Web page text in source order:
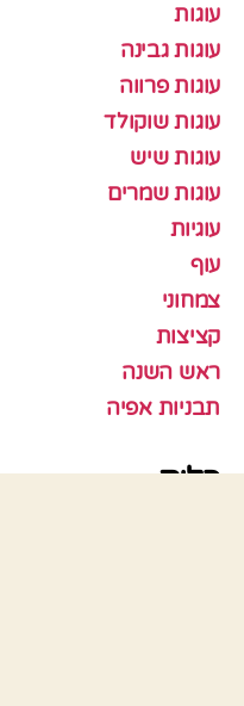
עוגות
עוגות גבינה
עוגות פרווה
עוגות שוקולד
עוגות שיש
עוגות שמרים
עוגיות
עוף
צמחוני
קציצות
ראש השנה
תבניות אפיה
כלים